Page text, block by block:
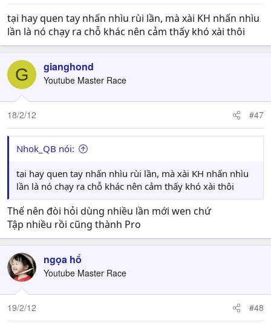
tại hay quen tay nhấn nhìu rùi lần, mà xài KH nhấn nhìu
lần là nó chạy ra chỗ khác nên cảm thấy khó xài thôi
G gianghond
Youtube Master Race
18/2/12 #47
Nhok_QB nói:
tại hay quen tay nhấn nhìu rùi lần, mà xài KH nhấn nhìu
lần là nó chạy ra chỗ khác nên cảm thấy khó xài thôi
Thế nên đòi hỏi dùng nhiều lần mới wen chứ
Tập nhiều rồi cũng thành Pro
ngọa hổ
Youtube Master Race
19/2/12 #48